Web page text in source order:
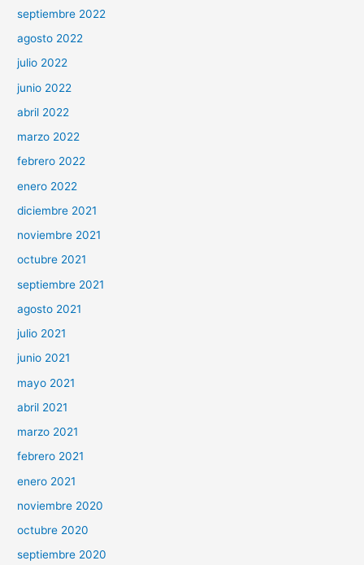
septiembre 2022
agosto 2022
julio 2022
junio 2022
abril 2022
marzo 2022
febrero 2022
enero 2022
diciembre 2021
noviembre 2021
octubre 2021
septiembre 2021
agosto 2021
julio 2021
junio 2021
mayo 2021
abril 2021
marzo 2021
febrero 2021
enero 2021
noviembre 2020
octubre 2020
septiembre 2020